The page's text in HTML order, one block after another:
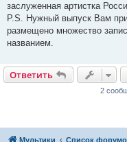
заслуженная артистка
P.S. Нужный выпуск Вам
размещено множество
названием.
Ответить
2
Мультики Список